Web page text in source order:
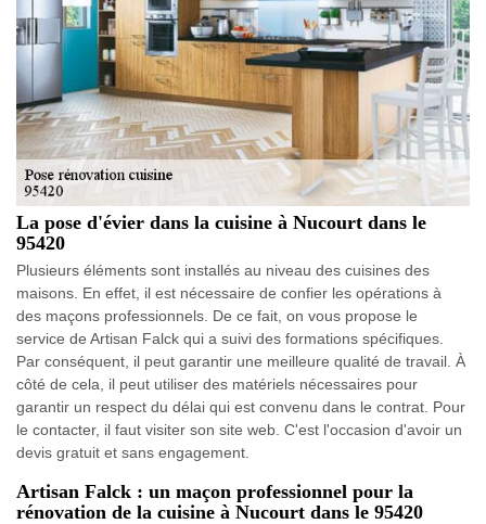
La pose d'évier dans la cuisine à Nucourt dans le
95420
Plusieurs éléments sont installés au niveau des cuisines des
maisons. En effet, il est nécessaire de confier les opérations à
des maçons professionnels. De ce fait, on vous propose le
service de Artisan Falck qui a suivi des formations spécifiques.
Par conséquent, il peut garantir une meilleure qualité de travail. À
côté de cela, il peut utiliser des matériels nécessaires pour
garantir un respect du délai qui est convenu dans le contrat. Pour
le contacter, il faut visiter son site web. C'est l'occasion d'avoir un
devis gratuit et sans engagement.
Artisan Falck : un maçon professionnel pour la
rénovation de la cuisine à Nucourt dans le 95420